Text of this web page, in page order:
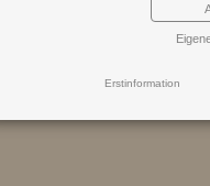
Erstinformation